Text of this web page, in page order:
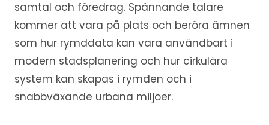
samtal och föredrag. Spännande talare
kommer att vara på plats och beröra ämnen
som hur rymddata kan vara användbart i
modern stadsplanering och hur cirkulära
system kan skapas i rymden och i
snabbväxande urbana miljöer.